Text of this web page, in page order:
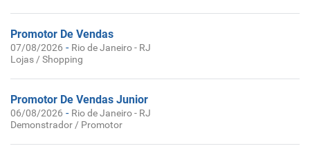
Promotor De Vendas
07/08/2026 - Rio de Janeiro - RJ
Lojas / Shopping
Promotor De Vendas Junior
06/08/2026 - Rio de Janeiro - RJ
Demonstrador / Promotor